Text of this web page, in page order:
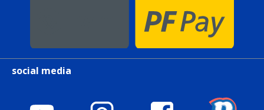
social media